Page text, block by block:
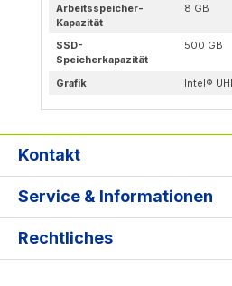
Arbeitsspeicher-
Kapazität
8 GB
SSD-
Speicherkapazität
500 GB
Grafik Intel®
Kontakt
Service & Informationen
Rechtliches